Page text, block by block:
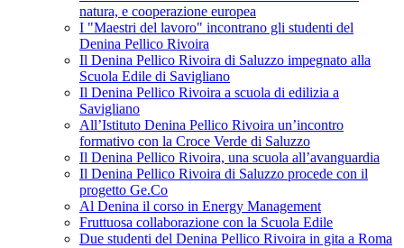
natura, e cooperazione europea
I "Maestri del lavoro" incontrano gli studenti del
Denina Pellico Rivoira
Il Denina Pellico Rivoira di Saluzzo impegnato alla
Scuola Edile di Savigliano
Il Denina Pellico Rivoira a scuola di edilizia a
Savigliano
All’Istituto Denina Pellico Rivoira un’incontro
formativo con la Croce Verde di Saluzzo
Il Denina Pellico Rivoira, una scuola all’avanguardia
Il Denina Pellico Rivoira di Saluzzo procede con il
progetto Ge.Co
Al Denina il corso in Energy Management
Fruttuosa collaborazione con la Scuola Edile
Due studenti del Denina Pellico Rivoira in gita a Roma